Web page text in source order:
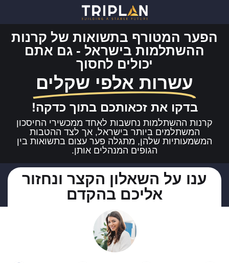
הפער המטורף בתשואות של קרנות
ההשתלמות בישראל - גם אתם
יכולים לחסוך
עשרות אלפי שקלים
בדקו את זכאותכם בתוך כדקה!
קרנות ההשתלמות נחשבות לאחד ממכשירי החיסכון
המשתלמים ביותר בישראל, אך לצד ההטבות
המשמעותיות שלהן, מתגלה פער עצום בתשואות בין
הגופים המנהלים אותן.
ענו על השאלון הקצר ונחזור
אליכם בהקדם